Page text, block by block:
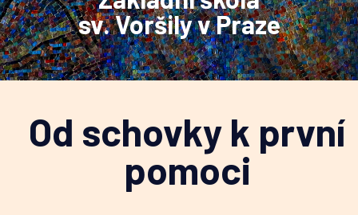
sv. Voršily v Praze
Od schovky k první
pomoci